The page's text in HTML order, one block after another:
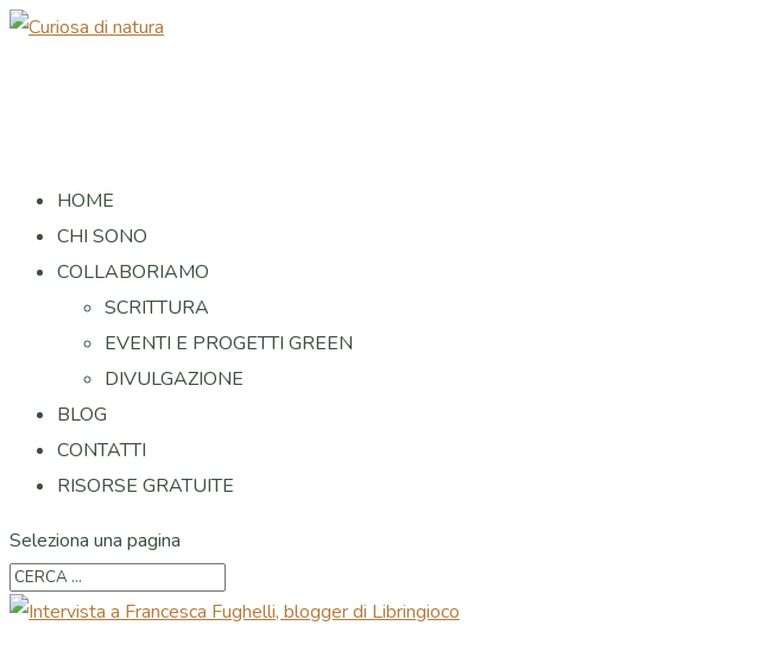
HOME
CHI SONO
COLLABORIAMO
SCRITTURA
EVENTI E PROGETTI GREEN
DIVULGAZIONE
BLOG
CONTATTI
RISORSE GRATUITE
Seleziona una pagina